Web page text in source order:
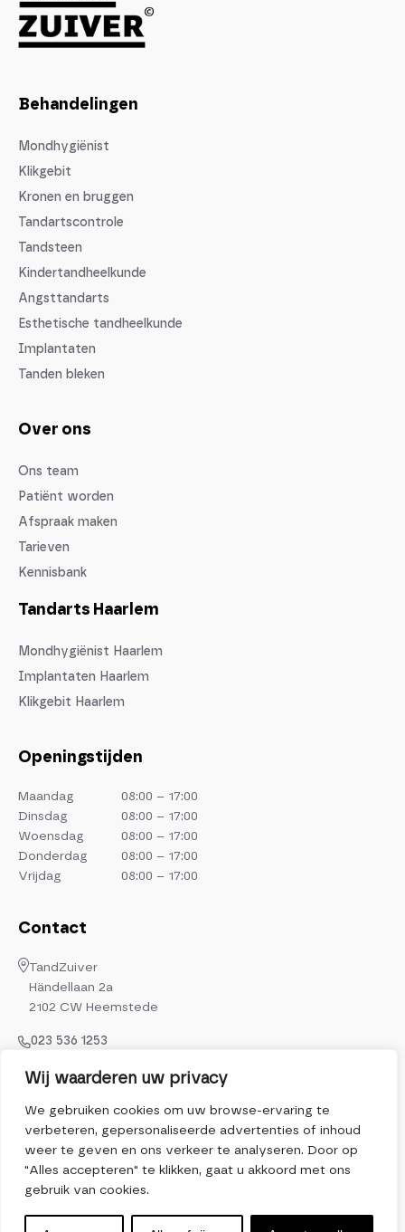
Wij waarderen uw privacy
We gebruiken cookies om uw browse-ervaring te
verbeteren, gepersonaliseerde advertenties of inhoud
weer te geven en ons verkeer te analyseren. Door op
"Alles accepteren" te klikken, gaat u akkoord met ons
gebruik van cookies.
Behandelingen
Mondhygiënist
Klikgebit
Kronen en bruggen
Tandartscontrole
Tandsteen
Kindertandheelkunde
Angsttandarts
Esthetische tandheelkunde
Implantaten
Tanden bleken
Over ons
Ons team
Patiënt worden
Afspraak maken
Tarieven
Kennisbank
Tandarts Haarlem
Mondhygiënist Haarlem
Implantaten Haarlem
Klikgebit Haarlem
Openingstijden
Maandag
08:00 – 17:00
Dinsdag
08:00 – 17:00
Woensdag
08:00 – 17:00
Donderdag
08:00 – 17:00
Vrijdag
08:00 – 17:00
Contact
TandZuiver
Händellaan 2a
2102 CW Heemstede
023 536 1253
Volg ons op
© 2026 Alle rechten voorbehouden | Powered by iClicks